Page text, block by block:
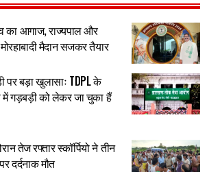
का आगाज, राज्यपाल और
मैदान सजकर तैयार
पर बड़ा खुलासाः TDPL के
में गड़बड़ी को लेकर जा चुका हैं
तेज रफ्तार स्कॉर्पियो ने तीन
दर्दनाक मौत